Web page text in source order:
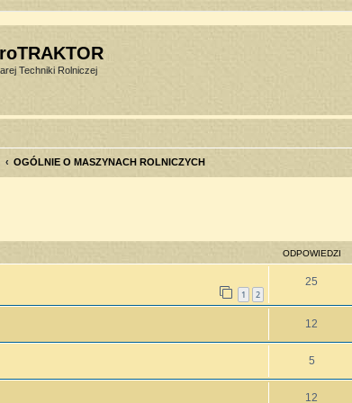
Techniki Rolniczej
OGÓLNIE O MASZYNACH ROLNICZYCH
ODPOWIEDZI
1 2
25
12
5
12